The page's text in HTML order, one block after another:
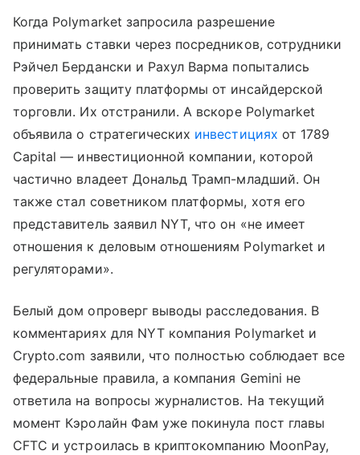
Когда Polymarket запросила разрешение
принимать ставки через посредников, сотрудники
Рэйчел Бердански и Рахул Варма попытались
проверить защиту платформы от инсайдерской
торговли. Их отстранили. А вскоре Polymarket
объявила о стратегических инвестициях от 1789
Capital — инвестиционной компании, которой
частично владеет Дональд Трамп-младший. Он
также стал советником платформы, хотя его
представитель заявил NYT, что он «не имеет
отношения к деловым отношениям Polymarket и
регуляторами».
Белый дом опроверг выводы расследования. В
комментариях для NYT компания Polymarket и
Crypto.com заявили, что полностью соблюдает все
федеральные правила, а компания Gemini не
ответила на вопросы журналистов. На текущий
момент Кэролайн Фам уже покинула пост главы
CFTC и устроилась в криптокомпанию MoonPay,